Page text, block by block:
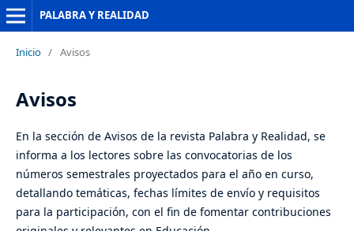
PALABRA Y REALIDAD
Inicio / Avisos
Avisos
En la sección de Avisos de la revista Palabra y Realidad, se
informa a los lectores sobre las convocatorias de los
números semestrales proyectados para el año en curso,
detallando temáticas, fechas límites de envío y requisitos
para la participación, con el fin de fomentar contribuciones